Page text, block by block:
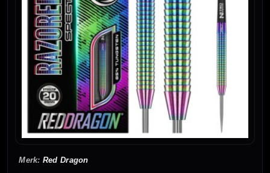
Red Dragon